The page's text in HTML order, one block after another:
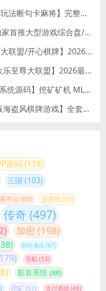
P598【创胜系列崇州地方玩法断勾卡麻将】完整服务器组件+双端APP+授权机+通用视频教程
D017【星链娱乐】全网独家首推大型游戏综合盘/体育/PG/电竟/电玩大型综合体
P597【运营级别二开五游大联盟/开心棋牌】2026最新整理完整服务器组件+双端APP+完美AI机器人+超详细视频教程
P596【汇友系列H5游戏欢乐至尊大联盟】2026最新整理Linux系统最新组件+搭建教程
Q570【Laravel 投资理财系统源码】挖矿矿机 MLM分销 带后台
P595【N2n1Game第三版海盗风棋牌游戏】全套完整源码v8.0.0.1含android、ios、pc源码+布署文档+视频教程
源码(119)
三国 (103)
平台 (66) 交易所(61)
传奇 (497)
加密 (198)
即时通讯 (47)
导航(53)
影音系统 (88)
挖矿(61) 支付系统 (48)